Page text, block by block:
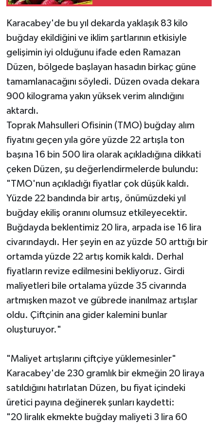
Karacabey'de bu yıl dekarda yaklaşık 83 kilo
buğday ekildiğini ve iklim şartlarının etkisiyle
gelişimin iyi olduğunu ifade eden Ramazan
Düzen, bölgede başlayan hasadın birkaç güne
tamamlanacağını söyledi. Düzen ovada dekara
900 kilograma yakın yüksek verim alındığını
aktardı.
Toprak Mahsulleri Ofisinin (TMO) buğday alım
fiyatını geçen yıla göre yüzde 22 artışla ton
başına 16 bin 500 lira olarak açıkladığına dikkati
çeken Düzen, şu değerlendirmelerde bulundu:
"TMO'nun açıkladığı fiyatlar çok düşük kaldı.
Yüzde 22 bandında bir artış, önümüzdeki yıl
buğday ekiliş oranını olumsuz etkileyecektir.
Buğdayda beklentimiz 20 lira, arpada ise 16 lira
civarındaydı. Her şeyin en az yüzde 50 arttığı bir
ortamda yüzde 22 artış komik kaldı. Derhal
fiyatların revize edilmesini bekliyoruz. Girdi
maliyetleri bile ortalama yüzde 35 civarında
artmışken mazot ve gübrede inanılmaz artışlar
oldu. Çiftçinin ana gider kalemini bunlar
oluşturuyor."
"Maliyet artışlarını çiftçiye yüklemesinler"
Karacabey'de 230 gramlık bir ekmeğin 20 liraya
satıldığını hatırlatan Düzen, bu fiyat içindeki
üretici payına değinerek şunları kaydetti:
"20 liralık ekmekte buğday maliyeti 3 lira 60